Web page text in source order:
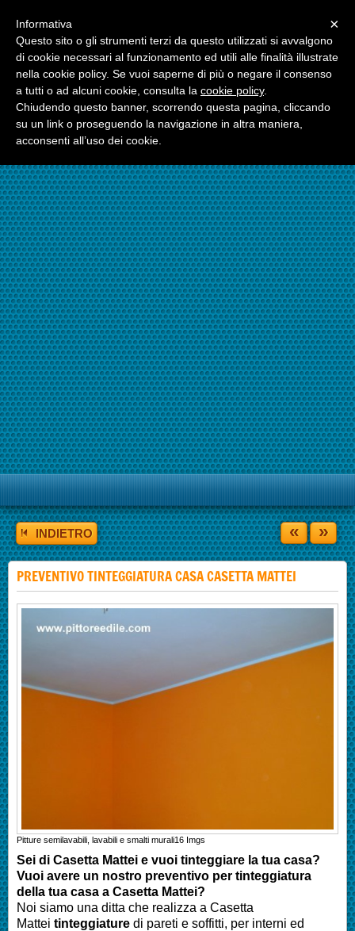
☎324.7403485
INDIETRO « »
PREVENTIVO TINTEGGIATURA CASA CASETTA MATTEI
Pitture semilavabili, lavabili e smalti murali16 Imgs
Sei di Casetta Mattei e vuoi tinteggiare la tua casa?
Vuoi avere un nostro preventivo per tinteggiatura
della tua casa a Casetta Mattei?
Noi siamo una ditta che realizza a Casetta
Mattei tinteggiature di pareti e soffitti, per interni ed
×
Informativa
Questo sito o gli strumenti terzi da questo utilizzati si avvalgono
di cookie necessari al funzionamento ed utili alle finalità illustrate
nella cookie policy. Se vuoi saperne di più o negare il consenso
a tutti o ad alcuni cookie, consulta la cookie policy.
Chiudendo questo banner, scorrendo questa pagina, cliccando
su un link o proseguendo la navigazione in altra maniera,
acconsenti all’uso dei cookie.